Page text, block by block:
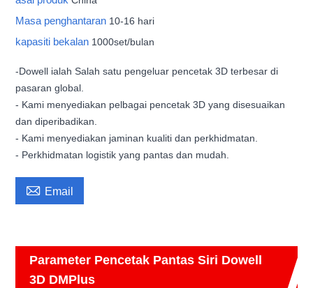
Masa penghantaran 10-16 hari
kapasiti bekalan 1000set/bulan
-Dowell ialah Salah satu pengeluar pencetak 3D terbesar di
pasaran global.
- Kami menyediakan pelbagai pencetak 3D yang disesuaikan
dan diperibadikan.
- Kami menyediakan jaminan kualiti dan perkhidmatan.
- Perkhidmatan logistik yang pantas dan mudah.
 Email
Parameter Pencetak Pantas Siri Dowell
3D DMPlus